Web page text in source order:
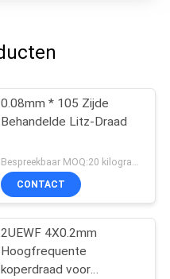
0.08mm * 105 Zijde
Behandelde Litz-Draad
Bespreekbaar MOQ:20 kilogram/Kilogram
CONTACT
2UEWF 4X0.2mm
Hoogfrequente
koperdraad voor